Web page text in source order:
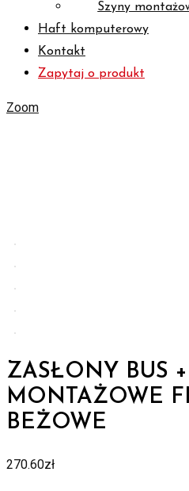
Szyny
Haft komputerowy
Kontakt
Zapytaj o produkt
Zoom
ZASŁONY BUS
MONTAŻOWE
BEŻOWE
270.60zł